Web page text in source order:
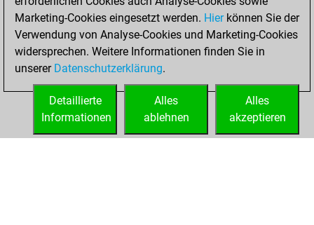
Samstag, Juni 13,
2026
You created
your Fritz account
Marketing-Cookies eingesetzt werden. Hierkönnen Sie der
Verwendung von Analyse-Cookies und Marketing-Cookies
widersprechen. Weitere Informationen finden Sie in
unserer Datenschutzerklärung.
Alles
akzeptieren
Alles
ablehnen
Detaillierte
Informationen